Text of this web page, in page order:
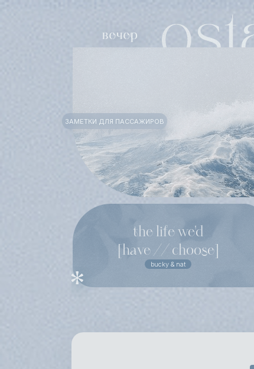
the life we'd
[have // choose]
bucky & nat
ЗАМЕТКИ ДЛЯ ПАССАЖИРОВ